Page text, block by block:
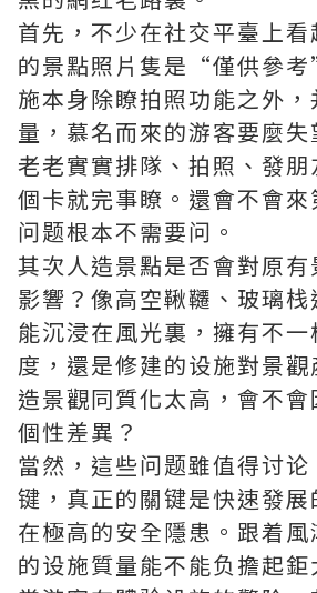
首先，不少在社交平臺上
的景點照片隻是“僅供參
施本身除瞭拍照功能之外，
量，慕名而來的游客要麼
老老實實排隊、拍照、發
個卡就完事瞭。還會不會
问题根本不需要问。
其次人造景點是否會對原
影響？像高空鞦韆、玻璃
能沉浸在風光裏，擁有不一
度，還是修建的设施對景
造景觀同質化太高，會不
個性差異？
當然，這些问题雖值得讨论
键，真正的關键是快速發
在極高的安全隱患。跟着
的设施質量能不能负擔起鉅